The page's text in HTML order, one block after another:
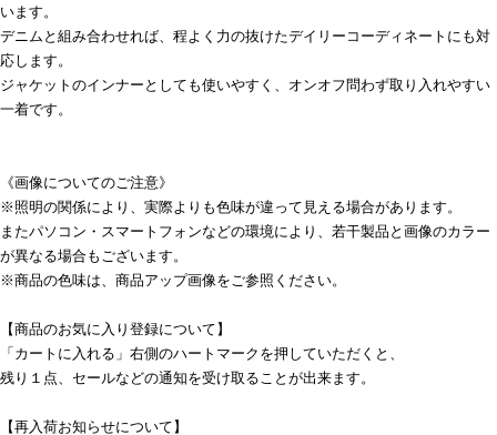
います。
デニムと組み合わせれば、程よく力の抜けたデイリーコーディネートにも対
応します。
ジャケットのインナーとしても使いやすく、オンオフ問わず取り入れやすい
一着です。
《画像についてのご注意》
※照明の関係により、実際よりも色味が違って見える場合があります。
またパソコン・スマートフォンなどの環境により、若干製品と画像のカラー
が異なる場合もございます。
※商品の色味は、商品アップ画像をご参照ください。
【商品のお気に入り登録について】
「カートに入れる」右側のハートマークを押していただくと、
残り１点、セールなどの通知を受け取ることが出来ます。
【再入荷お知らせについて】